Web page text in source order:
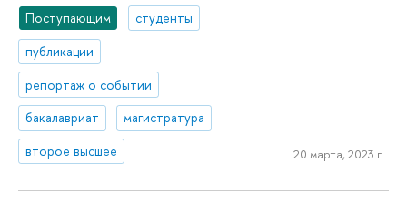
Поступающим
студенты
публикации
репортаж о событии
бакалавриат
магистратура
второе высшее
20 марта, 2023 г.